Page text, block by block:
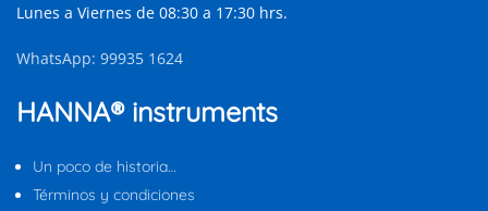
Lunes a Viernes de 08:30 a 17:30 hrs.
WhatsApp: 99935 1624
HANNA® instruments
Un poco de historia…
Términos y condiciones